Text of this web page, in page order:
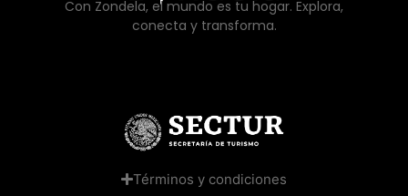
Con Zondela, el mundo es tu hogar. Explora,
conecta y transforma.
Términos y condiciones